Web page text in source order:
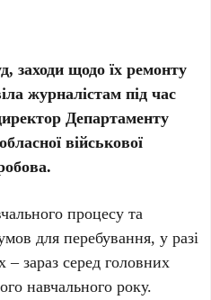
заходи щодо їх ремонту
журналістам під час
Департаменту
військової
процесу та
для перебування, у разі
зараз серед головних
навчального року.